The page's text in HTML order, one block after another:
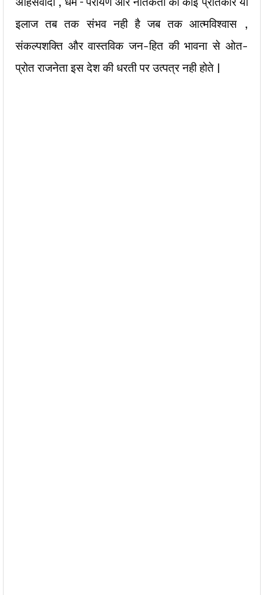
इलाज तब तक संभव नही है जब तक आत्मविश्वास ,
संकल्पशक्ति और वास्तविक जन-हित की भावना से ओत-
प्रोत राजनेता इस देश की धरती पर उत्पत्र नही होते |